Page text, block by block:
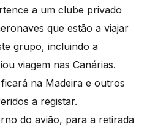
a um clube privado
que estão a viajar
grupo, incluindo a
viagem nas Canárias.
na Madeira e outros
a registar.
do avião, para a retirada